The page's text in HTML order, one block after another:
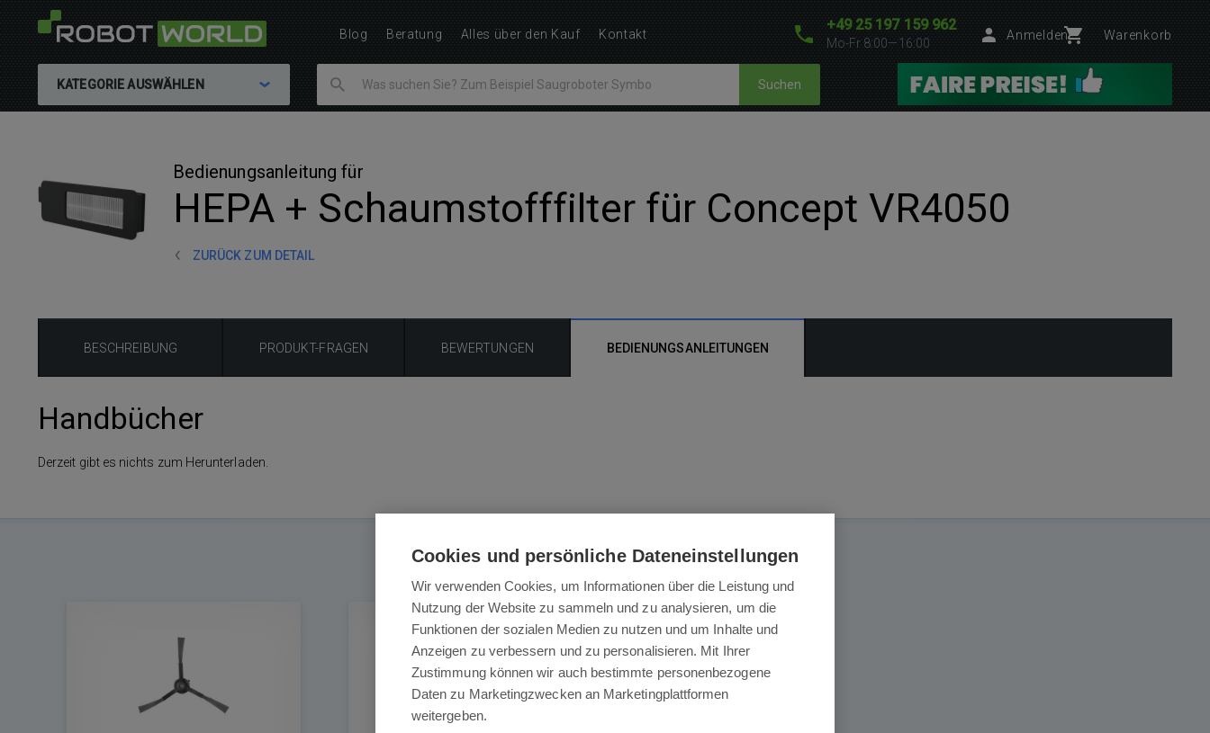
+49 25 197 159 962
Mo-Fr 8:00—16:00
Anmelden Warenkorb
KATEGORIE AUSWÄHLEN Suchen
Bedienungsanleitung für
HEPA + Schaumstofffilter für Concept VR4050
ZURÜCK ZUM DETAIL
BESCHREIBUNG PRODUKT-FRAGEN BEWERTUNGEN BEDIENUNGSANLEITUNGEN
Handbücher
Derzeit gibt es nichts zum Herunterladen.
Das könnte Sie auch interessieren
Blog Beratung Alles über den Kauf Kontakt
Cookies und persönliche Dateneinstellungen
Wir verwenden Cookies, um Informationen über die Leistung und
Nutzung der Website zu sammeln und zu analysieren, um die
Funktionen der sozialen Medien zu nutzen und um Inhalte und
Anzeigen zu verbessern und zu personalisieren. Mit Ihrer
Zustimmung können wir auch bestimmte personenbezogene
Daten zu Marketingzwecken an Marketingplattformen
weitergeben.